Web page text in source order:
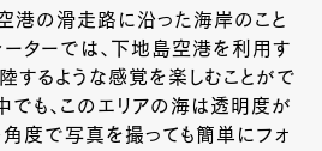
空港の滑走路に沿った海岸のこと
ーターでは、下地島空港を利用す
するような感覚を楽しむことがで
でも、このエリアの海は透明度が
角度で写真を撮っても簡単にフォ